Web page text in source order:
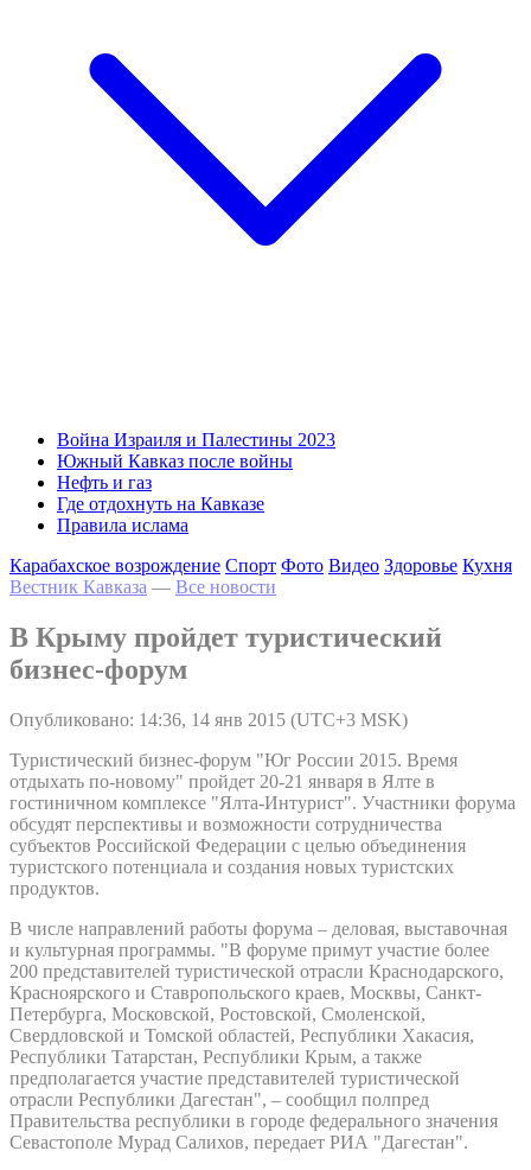
Война Израиля и Палестины 2023
Южный Кавказ после войны
Нефть и газ
Где отдохнуть на Кавказе
Правила ислама
Карабахское возрождение Спорт Фото Видео Здоровье Кухня
Вестник Кавказа — Все новости
В Крыму пройдет туристический
бизнес-форум
Опубликовано: 14:36, 14 янв 2015 (UTC+3 MSK)
Туристический бизнес-форум "Юг России 2015. Время
отдыхать по-новому" пройдет 20-21 января в Ялте в
гостиничном комплексе "Ялта-Интурист". Участники форума
обсудят перспективы и возможности сотрудничества
субъектов Российской Федерации с целью объединения
туристского потенциала и создания новых туристских
продуктов.
В числе направлений работы форума – деловая, выставочная
и культурная программы. "В форуме примут участие более
200 представителей туристической отрасли Краснодарского,
Красноярского и Ставропольского краев, Москвы, Санкт-
Петербурга, Московской, Ростовской, Смоленской,
Свердловской и Томской областей, Республики Хакасия,
Республики Татарстан, Республики Крым, а также
предполагается участие представителей туристической
отрасли Республики Дагестан", – сообщил полпред
Правительства республики в городе федерального значения
Севастополе Мурад Салихов, передает РИА "Дагестан".